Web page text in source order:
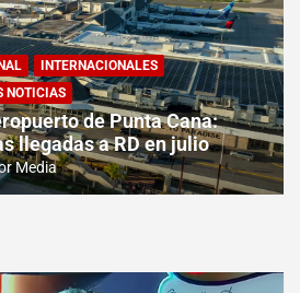
INTERNACIONALES
NOTICIAS
de Punta Cana:
llegadas a RD en julio
Media